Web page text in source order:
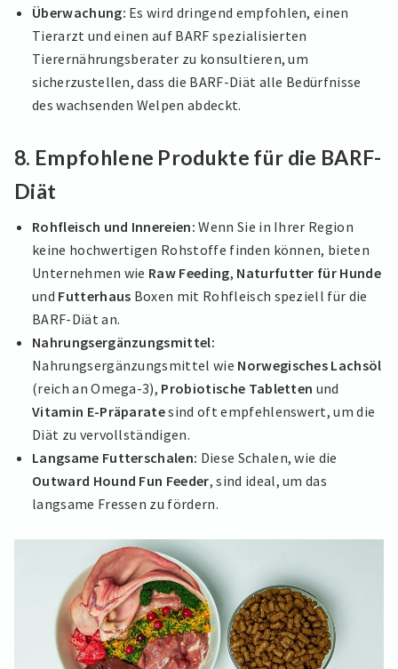
Überwachung: Es wird dringend empfohlen, einen
Tierarzt und einen auf BARF spezialisierten
Tierernährungsberater zu konsultieren, um
sicherzustellen, dass die BARF-Diät alle Bedürfnisse
des wachsenden Welpen abdeckt.
8. Empfohlene Produkte für die BARF-
Diät
Rohfleisch und Innereien: Wenn Sie in Ihrer Region
keine hochwertigen Rohstoffe finden können, bieten
Unternehmen wie Raw Feeding, Naturfutter für Hunde
und Futterhaus Boxen mit Rohfleisch speziell für die
BARF-Diät an.
Nahrungsergänzungsmittel:
Nahrungsergänzungsmittel wie Norwegisches Lachsöl
(reich an Omega-3), Probiotische Tabletten und
Vitamin E-Präparatesind oft empfehlenswert, um die
Diät zu vervollständigen.
Langsame Futterschalen: Diese Schalen, wie die
Outward Hound Fun Feeder, sind ideal, um das
langsame Fressen zu fördern.